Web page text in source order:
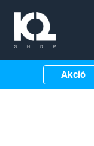
Akció